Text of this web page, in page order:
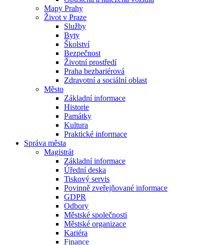
Mapy Prahy
Život v Praze
Služby
Byty
Školství
Bezpečnost
Životní prostředí
Praha bezbariérová
Zdravotní a sociální oblast
Město
Základní informace
Historie
Památky
Kultura
Praktické informace
Správa města
Magistrát
Základní informace
Úřední deska
Tiskový servis
Povinně zveřejňované informace
GDPR
Odbory
Městské společnosti
Městské organizace
Kariéra
Finance